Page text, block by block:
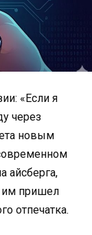
«Если я
через
новым
айсберга,
им пришел
отпечатка.